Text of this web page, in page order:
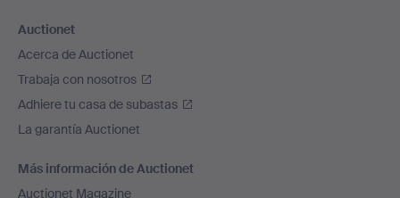
Auctionet
Acerca de Auctionet
Trabaja con nosotros
Adhiere tu casa de subastas
La garantía Auctionet
Más información de Auctionet
Auctionet Magazine